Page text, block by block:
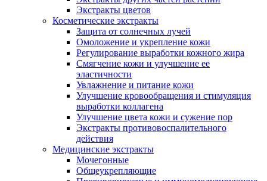
Экстракты цветов
Косметические экстракты
Защита от солнечных лучей
Омоложение и укрепление кожи
Регулирование выработки кожного жира
Смягчение кожи и улучшение ее
эластичности
Увлажнение и питание кожи
Улучшение кровообращения и стимуляция
выработки коллагена
Улучшение цвета кожи и сужение пор
Экстракты противовоспалительного
действия
Медицинские экстракты
Мочегонные
Общеукрепляющие